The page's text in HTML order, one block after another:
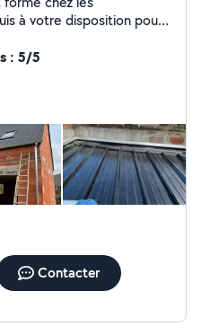
à votre disposition pour
installation de
que la réalisation de
toutes
N'hésitez pas à me
: 5/5
Contacter